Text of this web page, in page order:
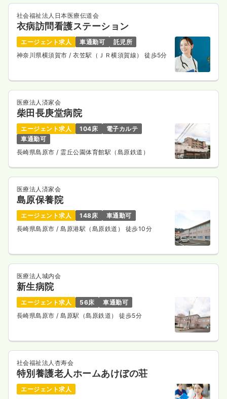
社会福祉法人日本医療伝道会
衣病訪問看護ステーション
エージェント求人 車通勤可
託児所
神奈川県横須賀市 / 衣笠駅（ＪＲ横須賀線） 徒歩5分
医療法人済家会
柴田長庚堂病院
エージェント求人 104床
電子カルテ
車通勤可
長崎県島原市/ 霊丘公園体育館駅（島原鉄道）
医療法人済家会
島原保養院
エージェント求人 148床
車通勤可
長崎県島原市 / 島原港駅（島原鉄道） 徒歩10分
医療法人城内会
新生病院
エージェント求人 56床
車通勤可
長崎県島原市 / 島原駅（島原鉄道） 徒歩5分
社会福祉法人杏寿会
特別養護老人ホームあけぼの荘
エージェント求人